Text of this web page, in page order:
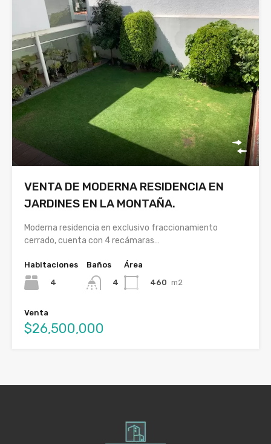
VENTA DE MODERNA RESIDENCIA EN
JARDINES EN LA MONTAÑA.
Moderna residencia en exclusivo fraccionamiento
cerrado, cuenta con 4 recámaras…
Habitaciones
4
Baños
4
Área
460 m2
Venta
$26,500,000